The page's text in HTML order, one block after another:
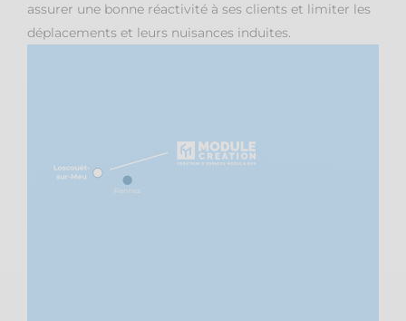
assurer une bonne réactivité à ses clients et limiter les
déplacements et leurs nuisances induites.